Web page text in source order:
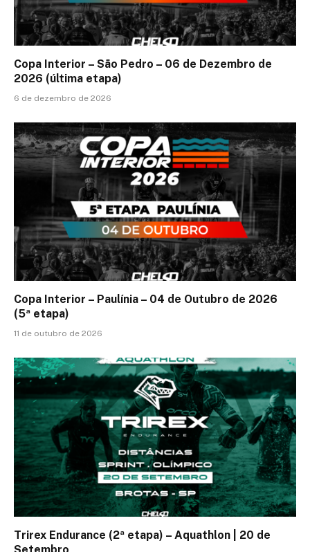
Copa Interior – São Pedro – 06 de Dezembro de
2026 (última etapa)
6 de dezembro de 2026
Copa Interior – Paulínia – 04 de Outubro de 2026
(5ª etapa)
11 de outubro de 2026
Trirex Endurance (2ª etapa) – Aquathlon | 20 de